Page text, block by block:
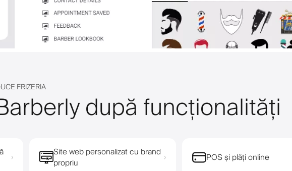
FRIZERIA
după funcționalități
›
Site web personalizat cu brand
propriu
› POS și plăți online